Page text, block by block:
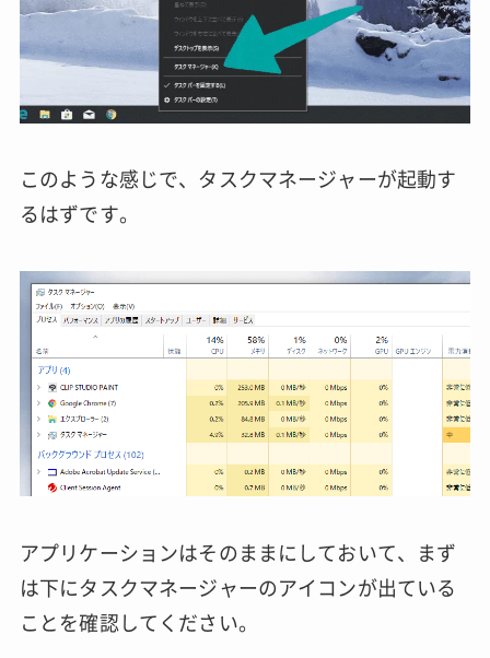
このような感じで、タスクマネージャーが起動す
るはずです。
アプリケーションはそのままにしておいて、まず
は下にタスクマネージャーのアイコンが出ている
ことを確認してください。